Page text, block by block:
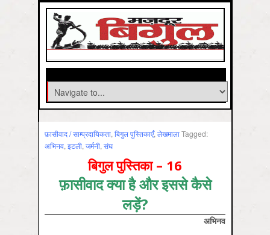
फ़ासीवाद / साम्‍प्रदायिकता, बिगुल पुस्तिकाएँ, लेखमालाTagged:
अभिनव, इटली, जर्मनी, संघ
बिगुल पुस्तिका – 16
फ़ासीवाद क्या है और इससे कैसे
लड़ें?
अभिनव